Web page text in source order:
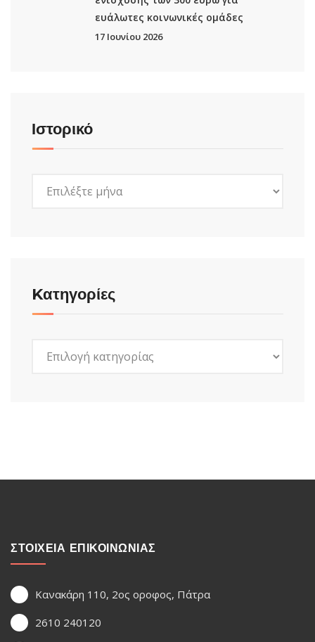
ευάλωτες κοινωνικές ομάδες
17 Ιουνίου 2026
Ιστορικό
Kατηγορίες
ΣΤΟΙΧΕΙΑ ΕΠΙΚΟΙΝΩΝΙΑΣ
Κανακάρη 110, 2ος οροφος, Πάτρα
2610 240120